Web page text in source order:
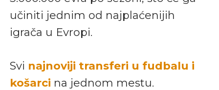
učiniti jednim od najplaćenijih
igrača u Evropi.
Svi najnoviji transferi u fudbalu i
košarci na jednom mestu.